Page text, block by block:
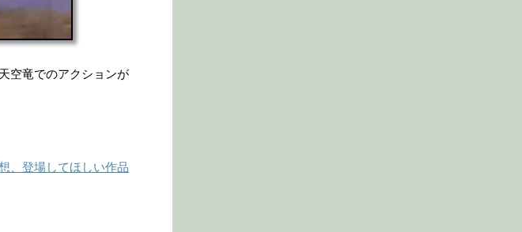
空竜でのアクションが
、登場してほしい作品